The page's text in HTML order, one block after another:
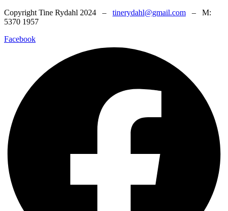
Copyright Tine Rydahl 2024 – tinerydahl@gmail.com – M:
5370 1957
Facebook